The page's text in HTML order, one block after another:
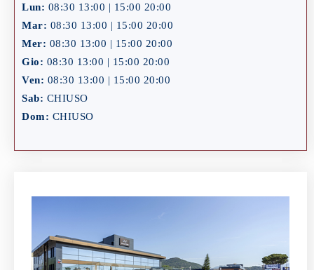
Lun: 08:30 13:00 | 15:00 20:00
Mar: 08:30 13:00 | 15:00 20:00
Mer: 08:30 13:00 | 15:00 20:00
Gio: 08:30 13:00 | 15:00 20:00
Ven: 08:30 13:00 | 15:00 20:00
Sab: CHIUSO
Dom: CHIUSO